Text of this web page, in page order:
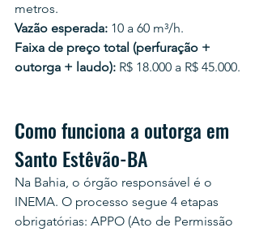
metros.
Vazão esperada: 10 a 60 m³/h.
Faixa de preço total (perfuração +
outorga + laudo): R$ 18.000 a R$ 45.000.
Como funciona a outorga em
Santo Estêvão-BA
Na Bahia, o órgão responsável é o
INEMA. O processo segue 4 etapas
obrigatórias: APPO (Ato de Permissão